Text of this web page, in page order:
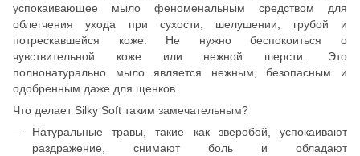
успокаивающее мыло феноменальным средством для
облегчения ухода при сухости, шелушении, грубой и
потрескавшейся коже. Не нужно беспокоиться о
чувствительной коже или нежной шерсти. Это
полнонатурально мыло является нежным, безопасным и
одобренным даже для щенков.
Что делает Silky Soft таким замечательным?
Натуральные травы, такие как зверобой, успокаивают
раздражение, снимают боль и обладают